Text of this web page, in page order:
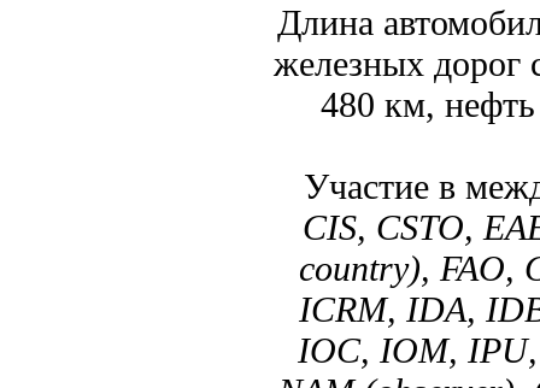
Длина
железных дорог
480 км,
Участие в
CIS, CSTO,
country), FAO,
ICRM, IDA,
IOC, IOM,